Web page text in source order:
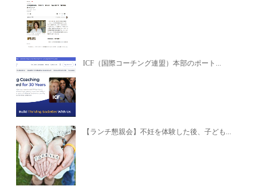
ICF（国際コーチング連盟）本部のポート...
【ランチ懇親会】不妊を体験した後、子ども...